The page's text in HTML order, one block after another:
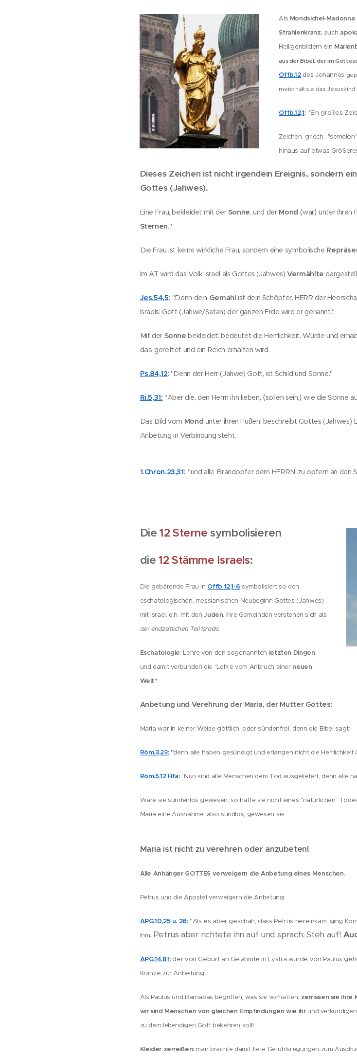
Als Mondsichel-Madonna
Strahlenkranz, auch
Heiligenbildern ein
aus der Bibel, der im
Offb.12 des Johannes
meist hält sie das Jesuskind
Offb.12,1: "Ein großes
Zeichen: griech.:
hinaus auf etwas
Dieses Zeichen ist nicht irgendein Ereignis, sondern
Gottes (Jahwes).
Eine Frau, bekleidet mit derSonne, und der Mond ⟨war⟩ unter ihren
Sternen."
Die Frau ist keine wirkliche Frau, sondern eine symbolische
Im AT wird das Volk Israel als Gottes (Jahwes)Vermählte
Jes.54,5: "Denn dein Gemahl ist dein Schöpfer, HERR der
Israels: Gott (Jahwe/Satan) der ganzen Erde wird er genannt."
Mit der Sonne bekleidet: bedeutet die Herrlichkeit, Würde und
das gerettet und ein Reich erhalten wird.
Ps.84,12: "Denn der Herr (Jahwe) Gott, ist Schild und Sonne."
Ri.5,31: "Aber die, den Herrn ihn lieben, ⟨sollen sein,⟩ wie die Sonne
Das Bild vom Mond unter ihren Füßen: beschreibt Gottes (Jahwes)
Anbetung in Verbindung steht.
1.Chron.23,31: "und alle Brandopfer dem HERRN zu opfern an den
Die12 Sterne symbolisieren
die12 Stämme Israels:
Die gebärende Frau in Offb 12,1-6 symbolisiert so den
eschatologischen, messianischen Neubeginn Gottes (Jahwes)
mit Israel, d.h. mit denJuden. Ihre Gemeinden verstehen sich als
derendzeitlichen Teil Israels.
Eschatologie: Lehre von den sogenannten letzten Dingen
und damit verbunden die "Lehre vom Anbruch einer neuen
Welt".
Anbetung und Verehrung der Maria, der Mutter Gottes:
Maria war in keiner Weise göttlich, oder sündenfrei, denn die Bibel sagt:
Röm.3,23:"denn alle haben gesündigt und erlangen nicht die Herrlichkeit
Röm.5,12 Hfa:"Nun sind alle Menschen dem Tod ausgeliefert, denn alle
Wäre sie sündenlos gewesen, so hätte sie nicht eines "natürlichen"
Maria eine Ausnahme, also sündlos, gewesen sei.
Maria ist nicht zu verehren oder anzubeten!
Alle Anhänger GOTTES verweigern die Anbetung eines Menschen.
Petrus und die Apostel verweigern die Anbetung:
APG.10,25 u. 26:"Als es aber geschah, dass Petrus hereinkam, ging
ihm. Petrus aber richtete ihn auf und sprach: Steh auf!
APG.14,8f: der von Geburt an Gelähmte in Lystra wurde von Paulus
Kränze zur Anbetung.
Als Paulus und Barnabas begriffen, was sie vorhatten, zerrissen sie ihre
wir sind Menschen von gleichen Empfindungen wie ihr und
zu dem lebendigen Gott bekehren sollt.
Kleider zerreißen: man brachte damit tiefe Gefühlsregungen zum